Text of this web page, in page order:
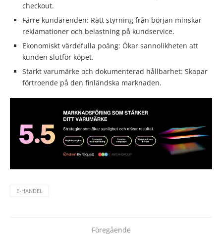
checkout.
Färre kundärenden: Rätt styrning från början minskar
reklamationer och belastning på kundservice.
Ekonomiskt värdefulla poäng: Ökar sannolikheten att
kunden slutför köpet.
Starkt varumärke och dokumenterad hållbarhet: Skapar
förtroende på den finländska marknaden.
E-HANDEL
Föregående